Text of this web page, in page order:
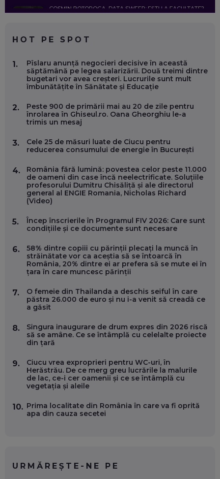
COSMIN BOȚOROGA, DATA SWEEP: EȘTI LA FACULTATE?
FOLOSEȘTI TEHNOLOGIA CA SĂ FII MAI BUN LA JOB. ȘI CUM
SE VA SCHIMBA MUNCA, ÎN URMĂTORII ANI
EP. 58
MARIUS PAȘCULEA, COFONDATOR AL KULTH: CUM
FOLOSEȘTI TEHNOLOGIA CA SĂ ÎȚI DESCHIZI DRUMUL
CĂTRE ARTĂ, LA NIVEL GLOBAL
EFICIENT VIAȚA ONLINE. ȘI CARE SUNT PRIMII PAȘI ÎNTR-O
CARIERĂ DE „HACKER CU PERMIS”
EP. 56
ÎNVAȚĂ AEO ȘI GEO!
EP. 55
OLIVIU MATEI, HOLISUN: SOFTWARE DE LA CLUJ PENTRU
WASHINGTON, OCHELARI INTELIGENȚI ȘI FERME
VERTICALE FĂRĂ PĂMÂNT
VALENTIN VANCEA, CEO AL PATRIA BANK: AUTOMATIZĂM
INSTITUȚIILE STATULUI?
EP. 53
GLOBALĂ, FĂRĂ SĂ PIERZI LEGĂTURA CU COMUNITATEA
TA LOCALĂ - ȘI CE SĂ DAI ÎNAPOI
EP. 52
ROBERT GRAUR, FOMO: SPEAKERUL PE SCENĂ, INVITATUL
ÎN SALĂ, DAR ÎNVĂȚĂM UNII DE LA CEILALȚI. VIN JASON
DERULO, STEVEN BARTLETT ȘI ALȚI PESTE 60 DE
ȚIPĂ, CU FEȚELE ACOPERITE. CUM ÎNVĂȚĂM SĂ DISCUTĂM
HOT PE SPOT
1.
Pîslaru anunță negocieri decisive în această
săptămână pe legea salarizării. Două treimi dintre
bugetari vor avea creșteri. Lucrurile sunt mult
îmbunătățite în Sănătate și Educație
2.
Peste 900 de primării mai au 20 de zile pentru
înrolarea în Ghiseul.ro. Oana Gheorghiu le-a
trimis un mesaj
3.
Cele 25 de măsuri luate de Ciucu pentru
reducerea consumului de energie în București
4.
România fără lumină: povestea celor peste 11.000
de oameni din case încă neelectrificate. Soluțiile
profesorului Dumitru Chisăliță și ale directorul
general al ENGIE Romania, Nicholas Richard
(Video)
5.
Încep înscrierile în Programul FIV 2026: Care sunt
condițiile și ce documente sunt necesare
6.
58% dintre copiii cu părinții plecați la muncă în
străinătate vor ca aceștia să se întoarcă în
România, 20% dintre ei ar prefera să se mute ei în
țara în care muncesc părinții
7.
O femeie din Thailanda a deschis seiful în care
păstra 26.000 de euro și nu i-a venit să creadă ce
a găsit
8.
Singura inaugurare de drum expres din 2026 riscă
să se amâne. Ce se întâmplă cu celelalte proiecte
din țară
9.
Ciucu vrea exproprieri pentru WC-uri, în
Herăstrău. De ce merg greu lucrările la malurile
de lac, ce-i cer oamenii și ce se întâmplă cu
vegetația și aleile
10. Prima localitate din România în care va fi oprită
apa din cauza secetei
URMĂREȘTE-NE PE